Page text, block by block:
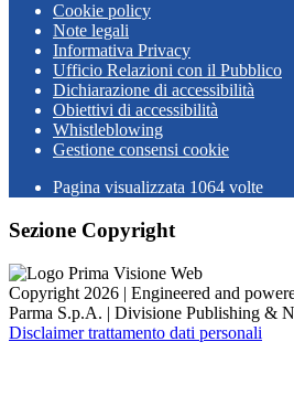
Cookie policy
Note legali
Informativa Privacy
Ufficio Relazioni con il Pubblico
Dichiarazione di accessibilità
Obiettivi di accessibilità
Whistleblowing
Gestione consensi cookie
Pagina visualizzata 1064 volte
Sezione Copyright
Copyright 2026 | Engineered and
Parma S.p.A. | Divisione Publishing &
Disclaimer trattamento dati personali